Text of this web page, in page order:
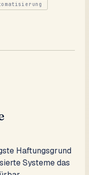
Haftungsgrund
Systeme das